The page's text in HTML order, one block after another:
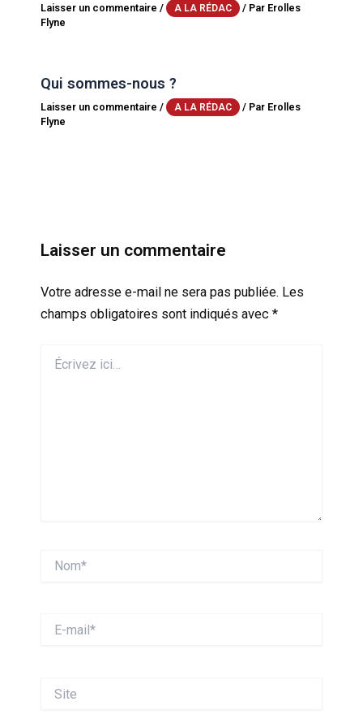
Laisser un commentaire / A LA RÉDAC / Par Erolles
Flyne
Qui sommes-nous ?
Laisser un commentaire / A LA RÉDAC / Par Erolles
Flyne
Laisser un commentaire
Votre adresse e-mail ne sera pas publiée. Les
champs obligatoires sont indiqués avec *
ici…
mail*